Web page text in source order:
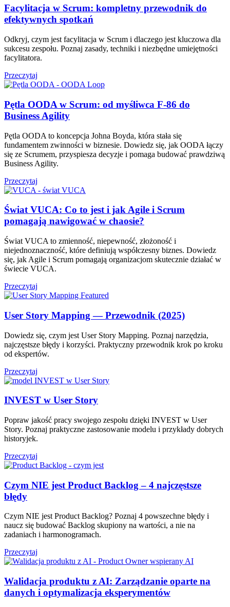
Facylitacja w Scrum: kompletny przewodnik do
efektywnych spotkań
Odkryj, czym jest facylitacja w Scrum i dlaczego jest kluczowa dla
sukcesu zespołu. Poznaj zasady, techniki i niezbędne umiejętności
facylitatora.
Przeczytaj
Pętla OODA w Scrum: od myśliwca F‑86 do
Business Agility
Pętla OODA to koncepcja Johna Boyda, która stała się
fundamentem zwinności w biznesie. Dowiedz się, jak OODA łączy
się ze Scrumem, przyspiesza decyzje i pomaga budować prawdziwą
Business Agility.
Przeczytaj
Świat VUCA: Co to jest i jak Agile i Scrum
pomagają nawigować w chaosie?
Świat VUCA to zmienność, niepewność, złożoność i
niejednoznaczność, które definiują współczesny biznes. Dowiedz
się, jak Agile i Scrum pomagają organizacjom skutecznie działać w
świecie VUCA.
Przeczytaj
User Story Mapping — Przewodnik (2025)
Dowiedz się, czym jest User Story Mapping. Poznaj narzędzia,
najczęstsze błędy i korzyści. Praktyczny przewodnik krok po kroku
od ekspertów.
Przeczytaj
INVEST w User Story
Popraw jakość pracy swojego zespołu dzięki INVEST w User
Story. Poznaj praktyczne zastosowanie modelu i przykłady dobrych
historyjek.
Przeczytaj
Czym NIE jest Product Backlog – 4 najczęstsze
błędy
Czym NIE jest Product Backlog? Poznaj 4 powszechne błędy i
naucz się budować Backlog skupiony na wartości, a nie na
zadaniach i harmonogramach.
Przeczytaj
Walidacja produktu z AI: Zarządzanie oparte na
danych i optymalizacja eksperymentów